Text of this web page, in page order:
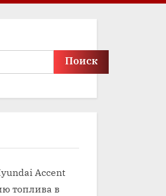
Поиск
Accent
топлива в